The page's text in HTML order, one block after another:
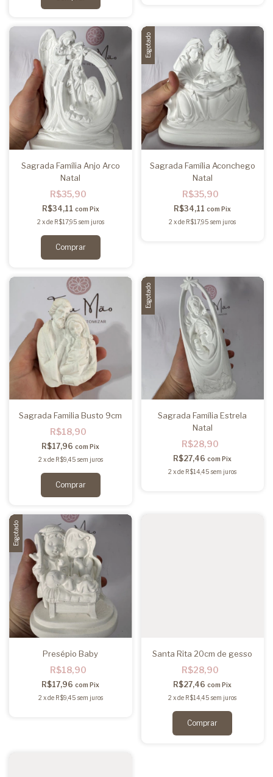
Sagrada Família Anjo Arco
Natal
R$35,90
R$34,11 com Pix
2 xde R$17,95 sem juros
Esgotado
Sagrada Família Aconchego
Natal
R$35,90
R$34,11com Pix
2 xde R$17,95 sem juros
Sagrada Familia Busto 9cm
R$18,90
R$17,96com Pix
2 xde R$9,45 sem juros
Esgotado
Sagrada Família Estrela
Natal
R$28,90
R$27,46com Pix
2 xde R$14,45 sem juros
Esgotado
Presépio Baby
R$18,90
R$17,96com Pix
2 xde R$9,45 sem juros
Santa Rita 20cm de gesso
R$28,90
R$27,46com Pix
2 xde R$14,45 sem juros